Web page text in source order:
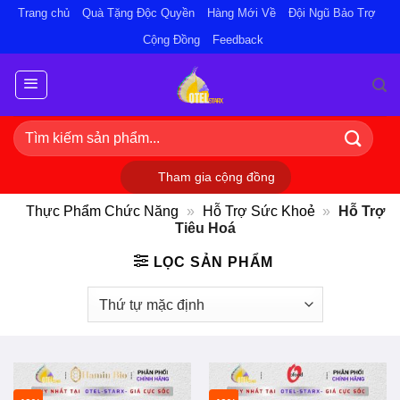
nội
dung
Trang chủ Quà Tặng Độc Quyền Hàng Mới Về
Đội Ngũ Bảo Trợ
Cộng Đồng
Feedback
Tìm
kiếm:
Tham gia cộng đồng
Thực Phẩm Chức Năng » Hỗ Trợ Sức Khoẻ »
Hỗ Trợ
Tiêu Hoá
LỌC SẢN PHẨM